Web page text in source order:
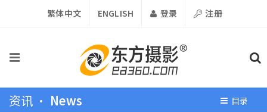
繁体中文 ENGLISH 登录 注册
资讯 • News 目录